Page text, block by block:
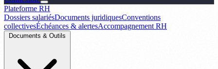
Plateforme RH
Dossiers salariésDocuments juridiquesConventions
collectivesÉchéances & alertesAccompagnement RH